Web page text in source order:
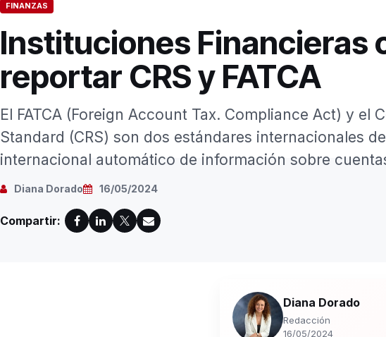
FINANZAS
Instituciones Financieras
reportar CRS y FATCA
El FATCA (Foreign Account Tax. Compliance Act) y el
Standard (CRS) son dos estándares internacionales
internacional automático de información sobre
Diana Dorado 16/05/2024
Compartir:
Diana Dorado
Redacción
16/05/2024